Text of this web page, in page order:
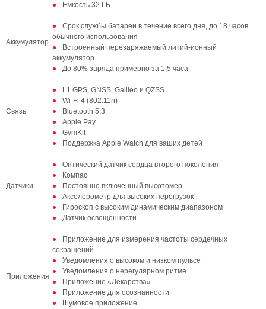
Емкость 32 ГБ
Аккумулятор
Срок службы батареи в течение всего дня, до 18 часов
обычного использования
Встроенный перезаряжаемый литий-ионный
аккумулятор
До 80% заряда примерно за 1,5 часа
Связь
L1 GPS, GNSS, Galileo и QZSS
Wi-Fi 4 (802.11n)
Bluetooth 5.3
Apple Pay
GymKit
Поддержка Apple Watch для ваших детей
Датчики
Оптический датчик сердца второго поколения
Компас
Постоянно включенный высотомер
Акселерометр для высоких перегрузок
Гироскоп с высоким динамическим диапазоном
Датчик освещенности
Приложения
Приложение для измерения частоты сердечных
сокращений
Уведомления о высоком и низком пульсе
Уведомления о нерегулярном ритме
Приложение «Лекарства»
Приложение для осознанности
Шумовое приложение